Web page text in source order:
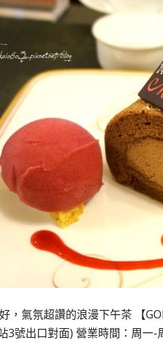
氣氛超讚的浪漫下午茶 【
3號出口對面) 營業時間：周一